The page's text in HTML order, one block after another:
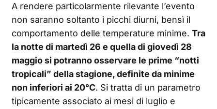
A rendere particolarmente rilevante l’evento
non saranno soltanto i picchi diurni, bensì il
comportamento delle temperature minime. Tra
la notte di martedì 26 e quella di giovedì 28
maggio si potranno osservare le prime “notti
tropicali” della stagione, definite da minime
non inferiori ai 20°C. Si tratta di un parametro
tipicamente associato ai mesi di luglio e